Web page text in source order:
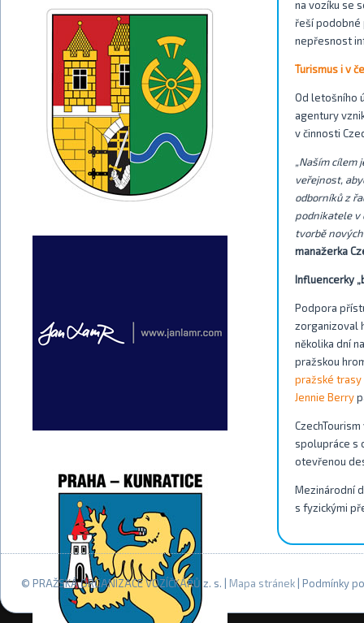
na vozíku se
řeší podobné
nepřesnost
Turismus i v
Od letošního
agentury
v činnosti
„Naším cílem
veřejnost,
odborníků z
podnikatele v
tvorbě
manažerka
Influencerky
Podpora
zorganizoval
několika dní
pražskou
pražské
Jennie Berry
spolupráce s
otevřenou
Mezinárodní
s fyzickými
© PRAŽSKÁ ORGANIZACE VOZÍČKÁŘŮ z. s. | Mapa stránek | Podmínky